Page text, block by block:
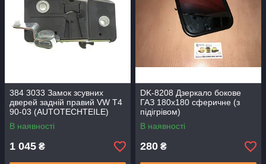
384 3033 Замок зсувних
дверей задній правий VW T4
90-03 (AUTOTECHTEILE)
В наявності
1 045 ₴
DK-8208 Дзеркало бокове
ГАЗ 180х180 сферичне (з
підігрівом)
В наявності
280 ₴